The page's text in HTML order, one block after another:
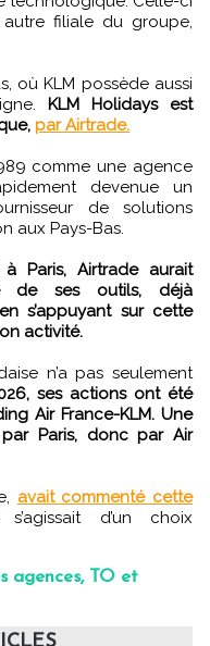
filiale du groupe,
où KLM possède aussi
KLM Holidays est
par Airtrade.
comme une agence
devenue un
de solutions
aux Pays-Bas.
Paris, Airtrade aurait
de ses outils, déjà
s’appuyant sur cette
activité.
n’a pas seulement
ses actions ont été
Air France-KLM. Une
Paris, donc par Air
avait commenté cette
d’un choix
agences, TO et